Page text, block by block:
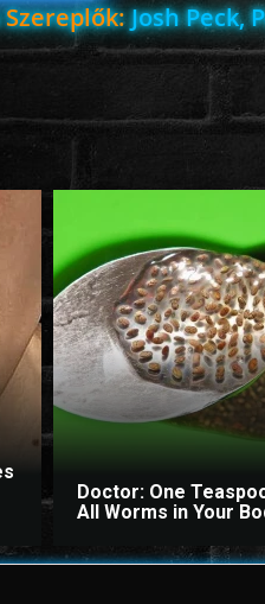
Szereplők:Josh Peck,
Doctor: One
All Worms in Your